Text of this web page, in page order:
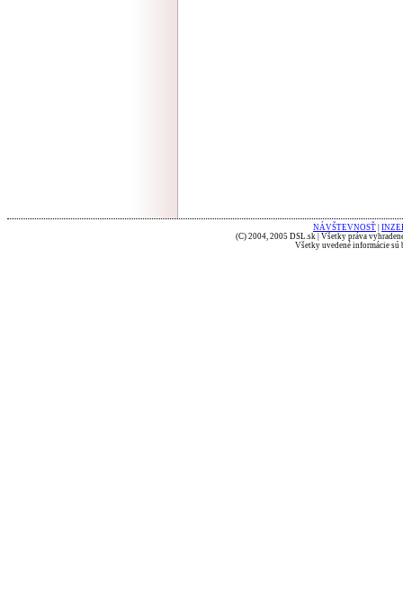
NÁVŠTEVNOSŤ
(C) 2004, 2005 DSL.sk | Všetky práva
Všetky uvedené informácie sú